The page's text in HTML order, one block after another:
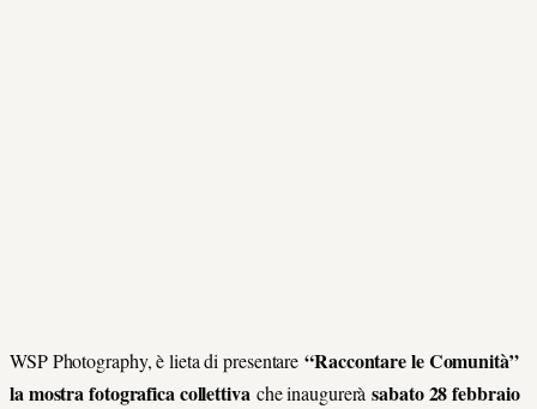
WSP Photography, è lieta di presentare“Raccontare le Comunità”
la mostra fotografica collettiva che inaugureràsabato 28 febbraio